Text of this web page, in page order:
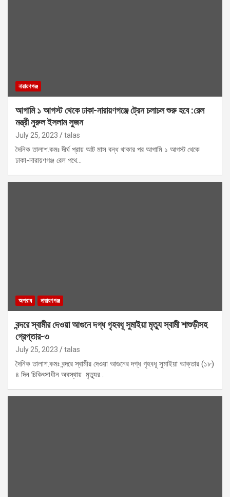
নারায়ণগঞ্জ
আগামি ১ আগস্ট থেকে ঢাকা-নারায়ণগঞ্জে ট্রেন চলাচল শুরু হবে :রেল
মন্ত্রী নুরুল ইসলাম সুজন
July 25, 2023 talas
দৈনিক তালাশ.কমঃ দীর্ঘ প্রায় আট মাস বন্ধ থাকার পর আগামি ১ আগস্ট থেকে
ঢাকা-নারায়ণগঞ্জ রেল পথে…
অপরাধ নারায়ণগঞ্জ
বন্দরে স্বামীর দেওয়া আগুনে দগ্ধ গৃহবধূ সুমাইয়া মৃত্যু স্বামী শাশুড়ীসহ
গ্রেপ্তার-৩
July 25, 2023 talas
দৈনিক তালাশ.কমঃ বন্দরে স্বামীর দেওয়া আগুনের দগ্ধ গৃহবধূ সুমাইয়া আক্তার (১৮)
৪ দিন চিকিৎসাধীন অবস্থায় মৃত্যুর…